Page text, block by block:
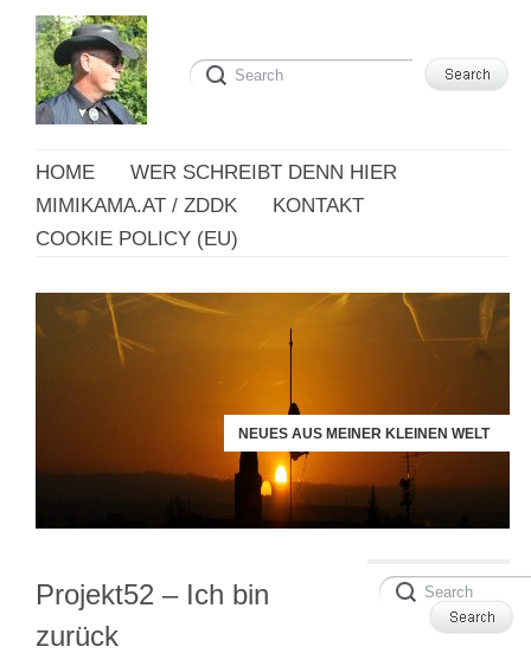
HOME
WER SCHREIBT DENN HIER
MIMIKAMA.AT / ZDDK
KONTAKT
COOKIE POLICY (EU)
NEUES AUS MEINER KLEINEN WELT
Projekt52 – Ich bin
zurück